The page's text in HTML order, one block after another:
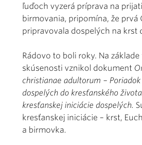
ľuďoch vyzerá príprava na
birmovania, pripomína, že prvá
pripravovala dospelých na krst
Rádovo to boli roky. Na
skúsenosti vznikol dokument
christianae adultorum –
dospelých do kresťanského života
kresťanskej iniciácie dospelých.
kresťanskej iniciácie – krst,
a birmovka.